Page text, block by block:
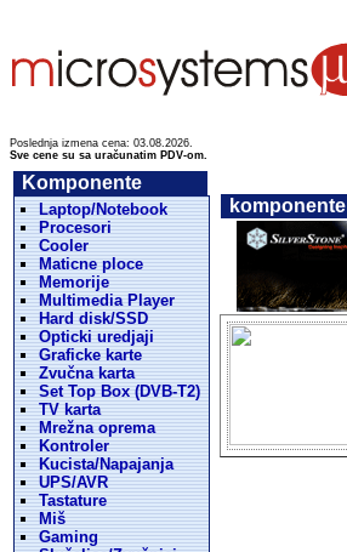
Poslednja izmena cena: 03.08.2026.
Sve cene su sa uračunatim PDV-om.
Komponente
Laptop/Notebook
Procesori
Cooler
Maticne ploce
Memorije
Multimedia Player
Hard disk/SSD
Opticki uredjaji
Graficke karte
Zvučna karta
Set Top Box (DVB-T2)
TV karta
Mrežna oprema
Kontroler
Kucista/Napajanja
UPS/AVR
Tastature
Miš
Gaming
komponente